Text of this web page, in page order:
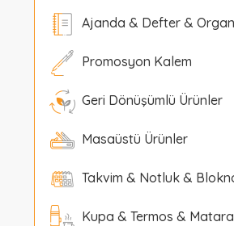
Ajanda & Defter &
Promosyon Kalem
Geri Dönüşümlü Ürünler
Masaüstü Ürünler
Takvim & Notluk &
Kupa & Termos & Matara